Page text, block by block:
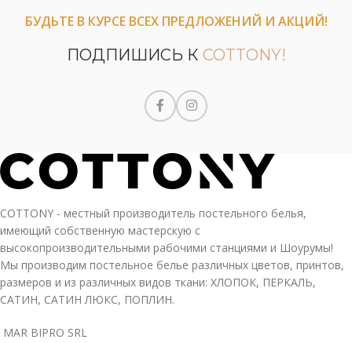
БУДЬТЕ В КУРСЕ ВСЕХ ПРЕДЛОЖЕНИЙ И АКЦИЙ!
ПОДПИШИСЬ К COTTONY!
COTTONY - местный производитель постельного белья,
имеющий собственную мастерскую с
высокопроизводительными рабочими станциями и Шоурумы!
Мы производим постельное белье различных цветов, принтов,
размеров и из различных видов ткани: ХЛОПОК, ПЕРКАЛЬ,
САТИН, САТИН ЛЮКС, ПОПЛИН.
MAR BIPRO SRL